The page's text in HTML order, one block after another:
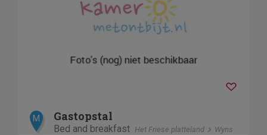
M Gastopstal
Bed and breakfast Het Friese platteland Wyns